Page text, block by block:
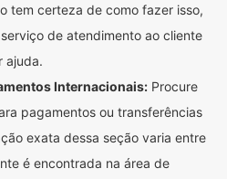
tem certeza de como fazer isso,
de atendimento ao cliente
ajuda.
Internacionais: Procure
pagamentos ou transferências
exata dessa seção varia entre
é encontrada na área de